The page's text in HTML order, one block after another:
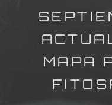
MAPA